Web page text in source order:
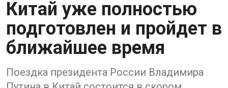
Китай уже полностью
подготовлен и пройдет в
ближайшее время
Поездка президента России Владимира